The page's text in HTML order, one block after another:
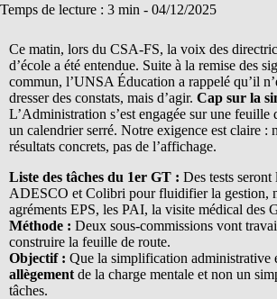
Temps de lecture : 3 min - 04/12/2025
Ce matin, lors du CSA-FS, la voix des
d’école a été entendue. Suite à la remise des
commun, l’UNSA Éducation a rappelé qu’il
dresser des constats, mais d’agir. Cap sur la
L’Administration s’est engagée sur une feuille
un calendrier serré. Notre exigence est claire :
résultats concrets, pas de l’affichage.
Liste des tâches du 1er GT : Des tests
ADESCO et Colibri pour fluidifier la gestion,
agréments EPS, les PAI, la visite médical des
Méthode : Deux sous-commissions vont
construire la feuille de route.
Objectif : Que la simplification administrative
allègement de la charge mentale et non un
tâches.